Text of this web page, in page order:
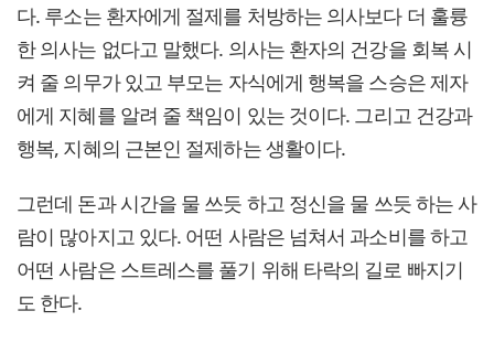
다. 루소는 환자에게 절제를 처방하는 의사보다 더 훌륭
한 의사는 없다고 말했다. 의사는 환자의 건강을 회복 시
켜 줄 의무가 있고 부모는 자식에게 행복을 스승은 제자
에게 지혜를 알려 줄 책임이 있는 것이다. 그리고 건강과
행복, 지혜의 근본인 절제하는 생활이다.
그런데 돈과 시간을 물 쓰듯 하고 정신을 물 쓰듯 하는 사
람이 많아지고 있다. 어떤 사람은 넘쳐서 과소비를 하고
어떤 사람은 스트레스를 풀기 위해 타락의 길로 빠지기
도 한다.